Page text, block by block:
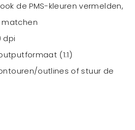
de PMS-kleuren vermelden,
matchen
dpi
(1:1)
outlines of stuur de